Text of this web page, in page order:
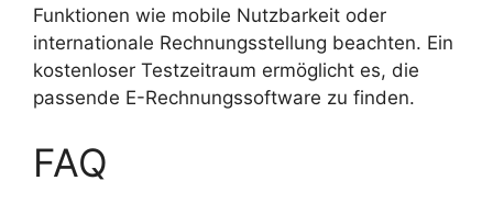
Funktionen wie mobile Nutzbarkeit oder
internationale Rechnungsstellung beachten. Ein
kostenloser Testzeitraum ermöglicht es, die
passende E-Rechnungssoftware zu finden.
FAQ